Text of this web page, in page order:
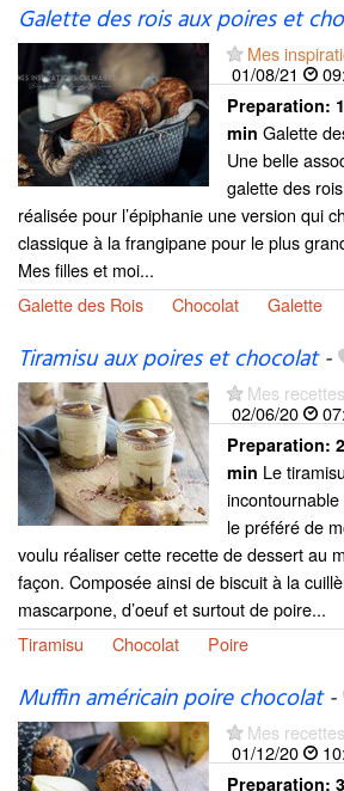
Galette des rois aux poires et
Mes
01/08/21
Preparation:
min Galette
Une belle
galette des
réalisée pour l’épiphanie une version qui
classique à la frangipane pour le plus
Mes filles et moi...
Galette des Rois
Chocolat Galette
Tiramisu aux poires et chocolat-
Mes
02/06/20
Preparation:
min Le
incontournable
le préféré de
voulu réaliser cette recette de dessert au
façon. Composée ainsi de biscuit à la
mascarpone, d’oeuf et surtout de poire...
Tiramisu
Chocolat Poire
Muffin américain poire chocolat-
Mes
01/12/20
Preparation: